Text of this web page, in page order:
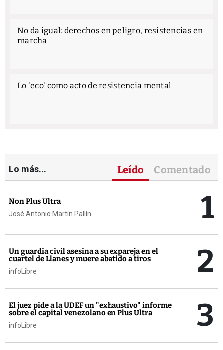
No da igual: derechos en peligro, resistencias en
marcha
Lo 'eco' como acto de resistencia mental
Lo más... Leído Comentado
Non Plus Ultra
José Antonio Martín Pallín 1
Un guardia civil asesina a su expareja en el
cuartel de Llanes y muere abatido a tiros
infoLibre 2
El juez pide a la UDEF un "exhaustivo" informe
sobre el capital venezolano en Plus Ultra
infoLibre 3